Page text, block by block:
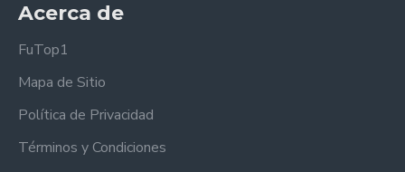
Acerca de
FuTop1
Mapa de Sitio
Política de Privacidad
Términos y Condiciones